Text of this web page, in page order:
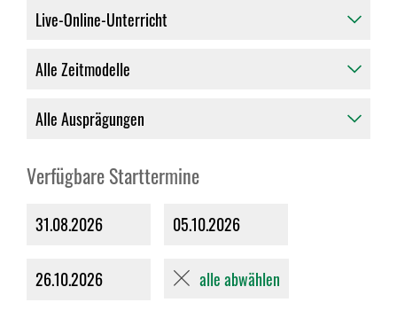
Verfügbare Starttermine
31.08.2026 05.10.2026
26.10.2026 alle abwählen